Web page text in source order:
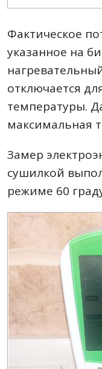
Фактическое
указанное на
отключается
температуры.
максимальная
Замер
сушилкой
режиме 60